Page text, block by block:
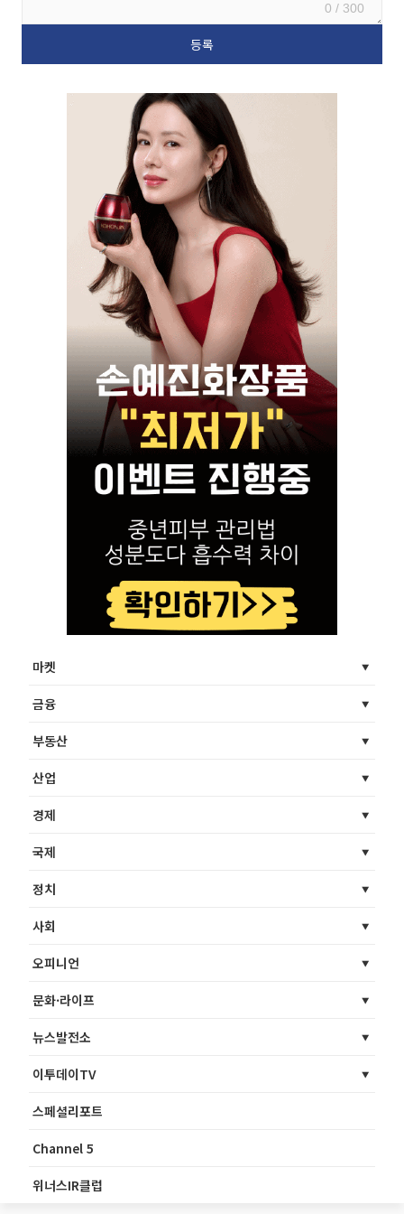
0 / 300
마켓
금융
부동산
산업
경제
국제
정치
사회
오피니언
문화·라이프
뉴스발전소
이투데이TV
스페셜리포트
Channel 5
위너스IR클럽